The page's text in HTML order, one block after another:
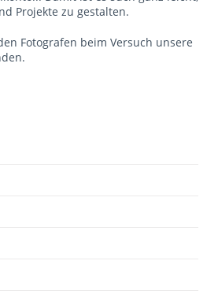
Projekte zu gestalten.
Fotografen beim Versuch unsere